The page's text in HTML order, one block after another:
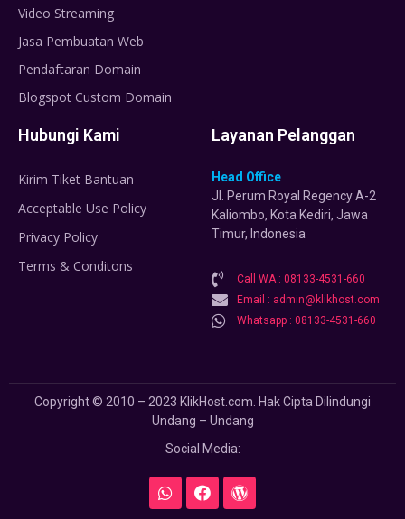
Video Streaming
Jasa Pembuatan Web
Pendaftaran Domain
Blogspot Custom Domain
Hubungi Kami
Kirim Tiket Bantuan
Acceptable Use Policy
Privacy Policy
Terms & Conditons
Layanan Pelanggan
Head Office
Jl. Perum Royal Regency A-2
Kaliombo, Kota Kediri, Jawa
Timur, Indonesia
Call WA : 08133-4531-660
Email : admin@klikhost.com
Whatsapp : 08133-4531-660
Copyright © 2010 – 2023 KlikHost.com. Hak Cipta Dilindungi
Undang – Undang
Social Media: